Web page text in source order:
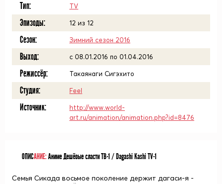
Тип: TV
Эпизоды: 12 из 12
Сезон: Зимний сезон 2016
Выход: c 08.01.2016 по 01.04.2016
Режиссёр: Такаянаги Сигэхито
Студия: Feel
Источник:
http://www.world-
art.ru/animation/animation.php?id=8476
ОПИСАНИЕ:Аниме Дешёвые сласти ТВ-1 / Dagashi Kashi TV-1
Семья Сикада восьмое поколение держит дагаси-я -